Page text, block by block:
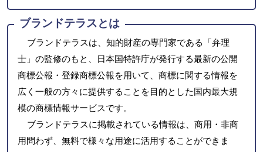
ブランドテラスとは
ブランドテラスは、知的財産の専門家である「弁理
士」の監修のもと、日本国特許庁が発行する最新の公開
商標公報・登録商標公報を用いて、商標に関する情報を
広く一般の方々に提供することを目的とした国内最大規
模の商標情報サービスです。
ブランドテラスに掲載されている情報は、商用・非商
用問わず、無料で様々な用途に活用することができま